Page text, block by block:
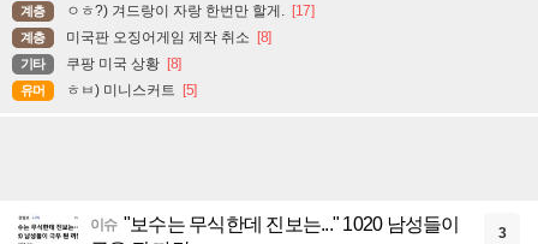
계층 ㅇㅎ?) 겨드랑이 자랑 한번만 할게. [17]
계층 미국판 오징어게임 제작 취소 [8]
기타 쿠팡 미국 상황 [8]
유머 ㅎㅂ) 미니스커트 [5]
이슈 "보수는 무식한데 진보는..." 1020 남성들이
3